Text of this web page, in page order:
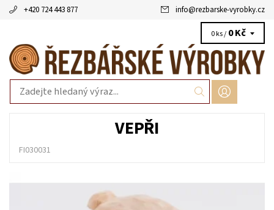
+420 724 443 877 info@rezbarske-vyrobky.cz
0 ks / 0 Kč
VEPŘI
FI030031